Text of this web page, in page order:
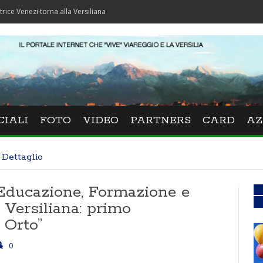
torna alla Versiliana
FOTO VIDEO PARTNERS CARD
Dettaglio
Formazione e
primo
0